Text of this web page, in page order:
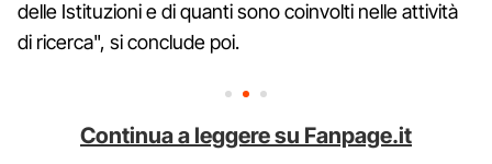
delle Istituzioni e di quanti sono coinvolti nelle attività
di ricerca", si conclude poi.
Continua a leggere su Fanpage.it